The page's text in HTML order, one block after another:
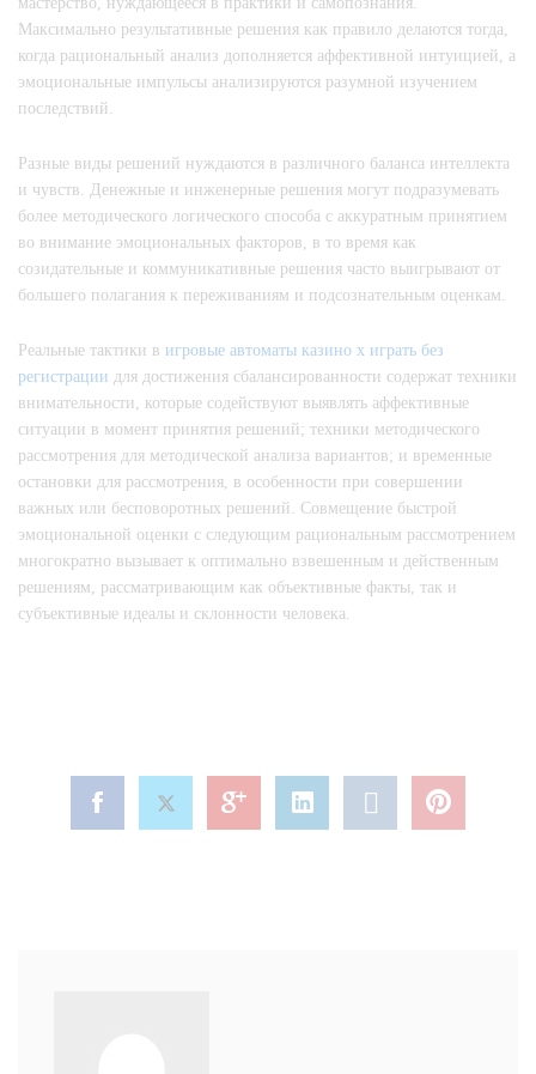
Максимально результативные решения как правило делаются тогда,
когда рациональный анализ дополняется аффективной интуицией, а
эмоциональные импульсы анализируются разумной изучением
последствий.
Разные виды решений нуждаются в различного баланса интеллекта
и чувств. Денежные и инженерные решения могут подразумевать
более методического логического способа с аккуратным принятием
во внимание эмоциональных факторов, в то время как
созидательные и коммуникативные решения часто выигрывают от
большего полагания к переживаниям и подсознательным оценкам.
Реальные тактики в игровые автоматы казино х играть без
регистрации для достижения сбалансированности содержат техники
внимательности, которые содействуют выявлять аффективные
ситуации в момент принятия решений; техники методического
рассмотрения для методической анализа вариантов; и временные
остановки для рассмотрения, в особенности при совершении
важных или бесповоротных решений. Совмещение быстрой
эмоциональной оценки с следующим рациональным рассмотрением
многократно вызывает к оптимально взвешенным и действенным
решениям, рассматривающим как объективные факты, так и
субъективные идеалы и склонности человека.